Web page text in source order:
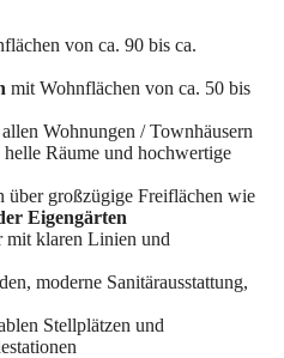
von ca. 90 bis ca.
mit Wohnflächen von ca. 50 bis
Wohnungen / Townhäusern
Räume und hochwertige
über großzügige Freiflächen wie
Eigengärten
mit klaren Linien und
moderne Sanitärausstattung,
Stellplätzen und